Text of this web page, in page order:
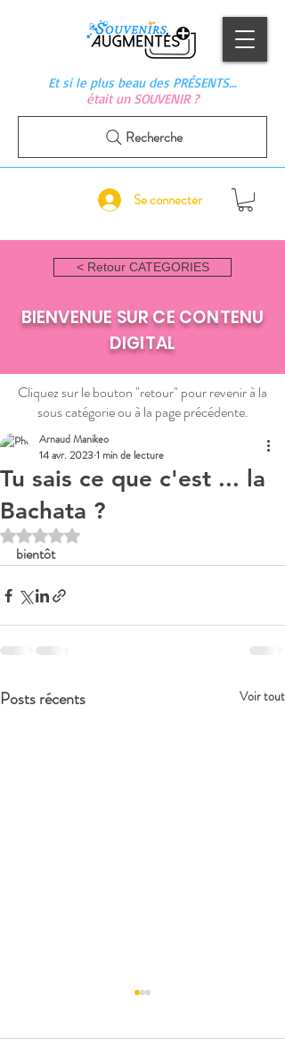
Et si le plus beau des PRÉSENTS…
était un SOUVENIR ?
Se connecter
Recherche
< Retour CATEGORIES
BIENVENUE SUR CE CONTENU
DIGITAL
Cliquez sur le bouton "retour" pour revenir à la
sous catégorie ou à la page précédente.
Tu sais ce que c'est ... la
Bachata ?
Arnaud Manikeo
14 avr. 20231 min de lecture
Noté NaN étoiles sur 5.
bientôt
Posts récents Voir tout